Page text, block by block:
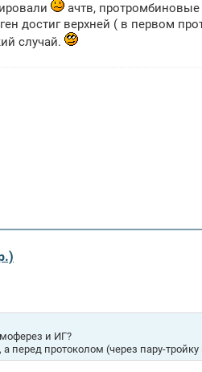
ачтв,
достиг верхней ( в первом
случай.
и ИГ?
перед протоколом (через пару-